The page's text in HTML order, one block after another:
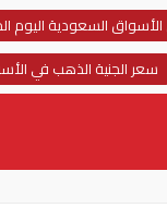
السعودية اليوم
سعر الجنية الذهب في